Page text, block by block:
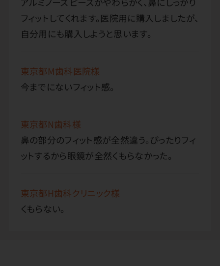
フィットしてくれます。医院用に購入しましたが、
自分用にも購入しようと思います。
東京都M歯科医院様
今までにないフィット感。
東京都N歯科様
鼻の部分のフィット感が全然違う。ぴったりフィ
ットするから眼鏡が全然くもらなかった。
東京都H歯科クリニック様
くもらない。